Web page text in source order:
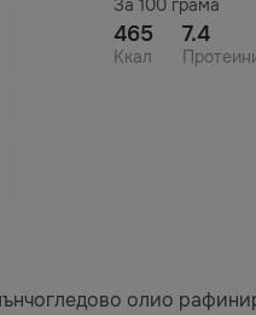
За 100 грама
465
Ккал
7.4
олио